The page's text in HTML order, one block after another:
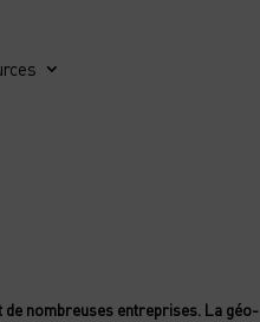
de nombreuses entreprises. La géo-